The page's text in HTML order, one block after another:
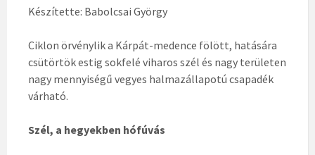
Készítette: Babolcsai György
Ciklon örvénylik a Kárpát-medence fölött, hatására
csütörtök estig sokfelé viharos szél és nagy területen
nagy mennyiségű vegyes halmazállapotú csapadék
várható.
Szél, a hegyekben hófúvás